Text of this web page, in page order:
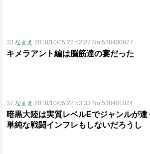
33 なまえ 2018/10/05 22:52:27 No.538400627
キメラアント編は脳筋達の宴だった
37 なまえ 2018/10/05 22:53:33 No.538401024
暗黒大陸は実質レベルEでジャンルが違
単純な戦闘インフレもしないだろうし